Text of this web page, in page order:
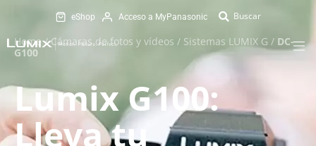
eShop Acceso a MyPanasonic
Home/Cámaras de fotos y vídeos / Sistemas LUMIX G / DC-
G100
Lumix G100:
Lleva tu